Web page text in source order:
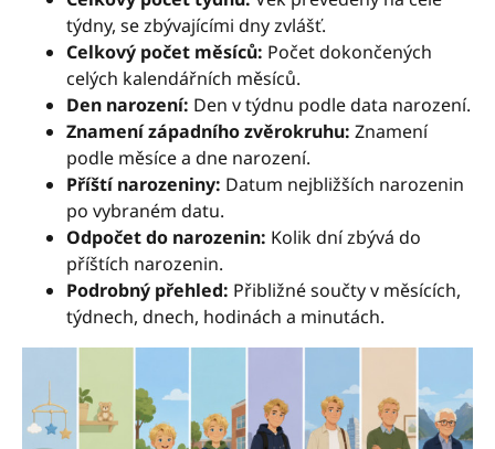
týdny, se zbývajícími dny zvlášť.
Celkový počet měsíců: Počet dokončených
celých kalendářních měsíců.
Den narození: Den v týdnu podle data narození.
Znamení západního zvěrokruhu: Znamení
podle měsíce a dne narození.
Příští narozeniny: Datum nejbližších narozenin
po vybraném datu.
Odpočet do narozenin: Kolik dní zbývá do
příštích narozenin.
Podrobný přehled: Přibližné součty v měsících,
týdnech, dnech, hodinách a minutách.